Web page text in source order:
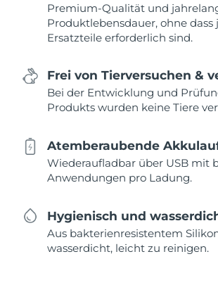
Premium-Qualität und
Produktlebensdauer, ohne dass
Ersatzteile erforderlich sind.
Frei von Tierversuchen &
Bei der Entwicklung und
Produkts wurden keine Tiere
Atemberaubende
Wiederaufladbar über USB mit
Anwendungen pro Ladung.
Hygienisch und
Aus bakterienresistentem
wasserdicht, leicht zu reinigen.